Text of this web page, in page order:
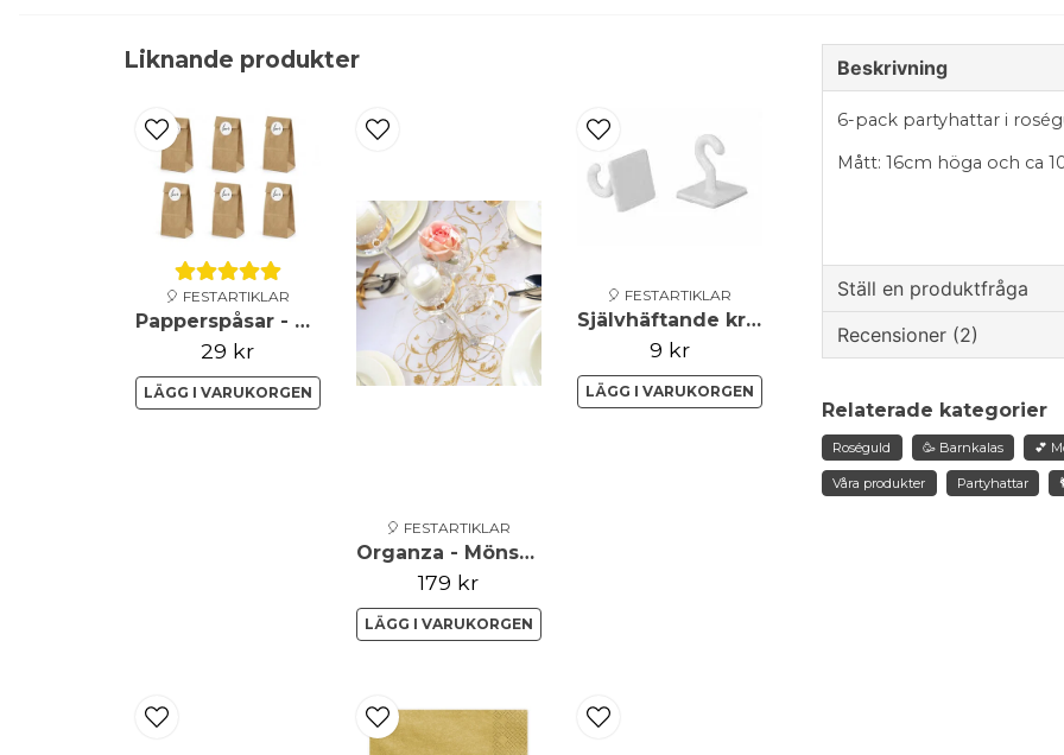
Liknande produkter
🎈 FESTARTIKLAR
Papperspåsar - Love - Brun
29 kr
LÄGG I VARUKORGEN
🎈 FESTARTIKLAR
Organza - Mönster
179 kr
LÄGG I VARUKORGEN
🎈 FESTARTIKLAR
Självhäftande krok
9 kr
LÄGG I VARUKORGEN
Beskrivning
6-pack partyhattar i
Mått: 16cm höga och ca
Ställ en produktfråga
question
name
Namn
Recensioner (2)
Anna
Roliga hattar
Anonym
Relaterade kategorier
Roséguld 🥳 Barnkalas 💕
Våra produkter Partyhattar